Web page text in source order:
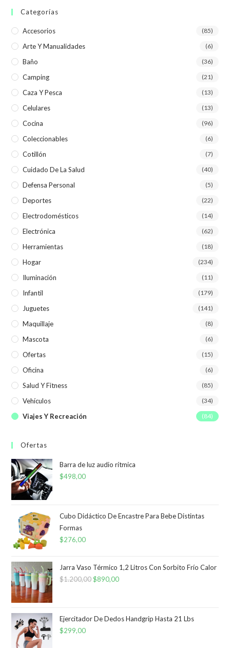
Categorías
Accesorios (85)
Arte Y Manualidades (6)
Baño (36)
Camping (21)
Caza Y Pesca (13)
Celulares (13)
Cocina (96)
Coleccionables (6)
Cotillón (7)
Cuidado De La Salud (40)
Defensa Personal (5)
Deportes (22)
Electrodomésticos (14)
Electrónica (62)
Herramientas (18)
Hogar (234)
Iluminación (11)
Infantil (179)
Juguetes (141)
Maquillaje (8)
Mascota (6)
Ofertas (15)
Oficina (6)
Salud Y Fitness (85)
Vehículos (34)
Viajes Y Recreación (84)
Ofertas
Barra de luz audio rítmica
$498,00
Cubo Didáctico De Encastre Para Bebe Distintas
Formas
$276,00
Jarra Vaso Térmico 1,2 Litros Con Sorbito Frío Calor
$1.200,00El
era:
$890,00El
es:
Ejercitador De Dedos Handgrip Hasta 21 Lbs
$299,00